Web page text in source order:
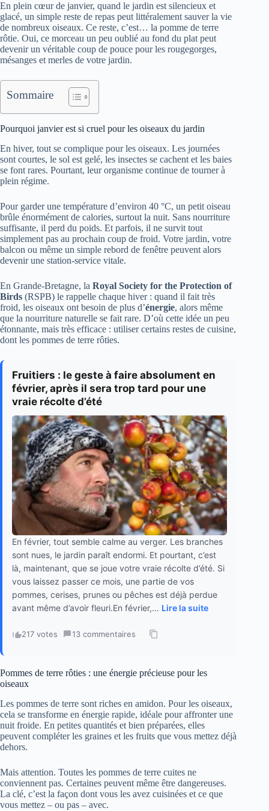
En plein cœur de janvier, quand le jardin est silencieux et
glacé, un simple reste de repas peut littéralement sauver la vie
de nombreux oiseaux. Ce reste, c’est… la pomme de terre
rôtie. Oui, ce morceau un peu oublié au fond du plat peut
devenir un véritable coup de pouce pour les rougegorges,
mésanges et merles de votre jardin.
Sommaire
Pourquoi janvier est si cruel pour les oiseaux du jardin
En hiver, tout se complique pour les oiseaux. Les journées
sont courtes, le sol est gelé, les insectes se cachent et les baies
se font rares. Pourtant, leur organisme continue de tourner à
plein régime.
Pour garder une température d’environ 40 °C, un petit oiseau
brûle énormément de calories, surtout la nuit. Sans nourriture
suffisante, il perd du poids. Et parfois, il ne survit tout
simplement pas au prochain coup de froid. Votre jardin, votre
balcon ou même un simple rebord de fenêtre peuvent alors
devenir une station-service vitale.
En Grande-Bretagne, la Royal Society for the Protection of
Birds (RSPB) le rappelle chaque hiver : quand il fait très
froid, les oiseaux ont besoin de plus d’énergie, alors même
que la nourriture naturelle se fait rare. D’où cette idée un peu
étonnante, mais très efficace : utiliser certains restes de cuisine,
dont les pommes de terre rôties.
Fruitiers : le geste à faire absolument en
février, après il sera trop tard pour une
vraie récolte d’été
En février, tout semble calme au verger. Les branches
sont nues, le jardin paraît endormi. Et pourtant, c’est
là, maintenant, que se joue votre vraie récolte d’été. Si
vous laissez passer ce mois, une partie de vos
pommes, cerises, prunes ou pêches est déjà perdue
avant même d’avoir fleuri.En février,... Lire la suite
217 votes · 13 commentaires ·
Pommes de terre rôties : une énergie précieuse pour les
oiseaux
Les pommes de terre sont riches en amidon. Pour les oiseaux,
cela se transforme en énergie rapide, idéale pour affronter une
nuit froide. En petites quantités et bien préparées, elles
peuvent compléter les graines et les fruits que vous mettez déjà
dehors.
Mais attention. Toutes les pommes de terre cuites ne
conviennent pas. Certaines peuvent même être dangereuses.
La clé, c’est la façon dont vous les avez cuisinées et ce que
vous mettez – ou pas – avec.